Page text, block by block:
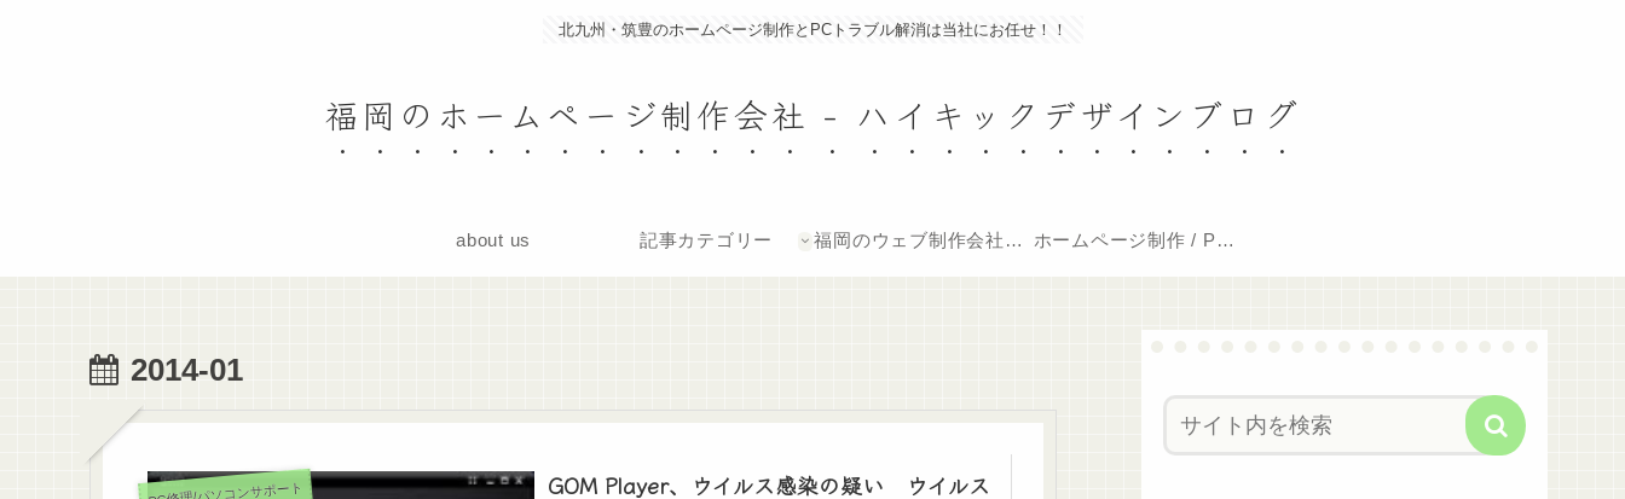
北九州・筑豊のホームページ制作とPCトラブル解消は当社にお任せ！！
福岡のホームページ制作会社 - ハイキックデザインブログ
about us 記事カテゴリー 福岡のウェブ制作会社ハ ホームページ制作 / PC
2014-01
PC修理/パソコンサポート
GOM Player、ウイルス感染の疑い ウイルス